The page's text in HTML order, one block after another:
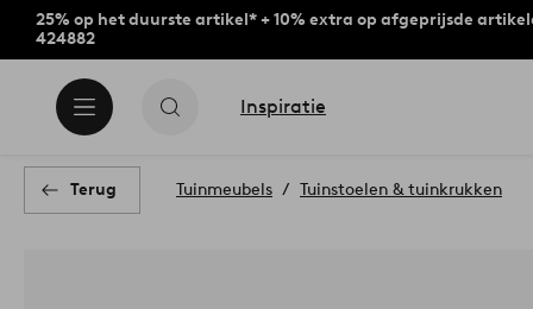
25% op het duurste artikel* + 10% extra op afgeprijsde
424882
Inspiratie
Terug Tuinmeubels Tuinstoelen & tuinkrukken